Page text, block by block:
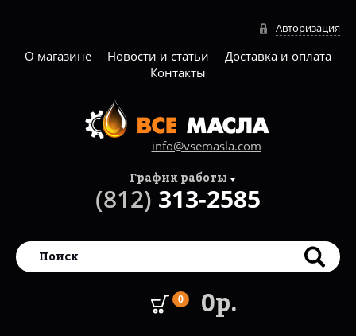
Авторизация
О магазине Новости и статьи
Доставка и оплата
Контакты
info@vsemasla.com
0 0р.
График работы
(812) 313-2585